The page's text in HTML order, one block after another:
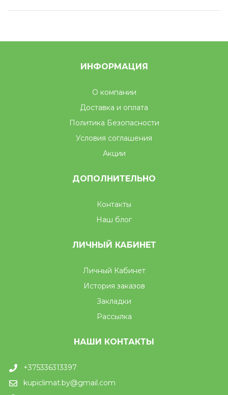
ИНФОРМАЦИЯ
О компании
Доставка и оплата
Политика Безопасности
Условия соглашения
Акции
ДОПОЛНИТЕЛЬНО
Контакты
Наш блог
ЛИЧНЫЙ КАБИНЕТ
Личный Кабинет
История заказов
Закладки
Рассылка
НАШИ КОНТАКТЫ
+375336313397
kupiclimat.by@gmail.com